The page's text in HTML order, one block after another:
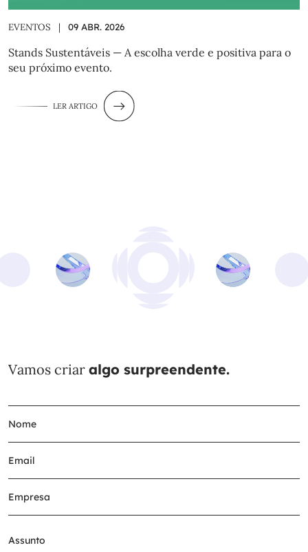
EVENTOS | 09 ABR. 2026
Stands Sustentáveis — A escolha verde e positiva para o
seu próximo evento.
LER ARTIGO
Vamos criar algo surpreendente.
Assunto